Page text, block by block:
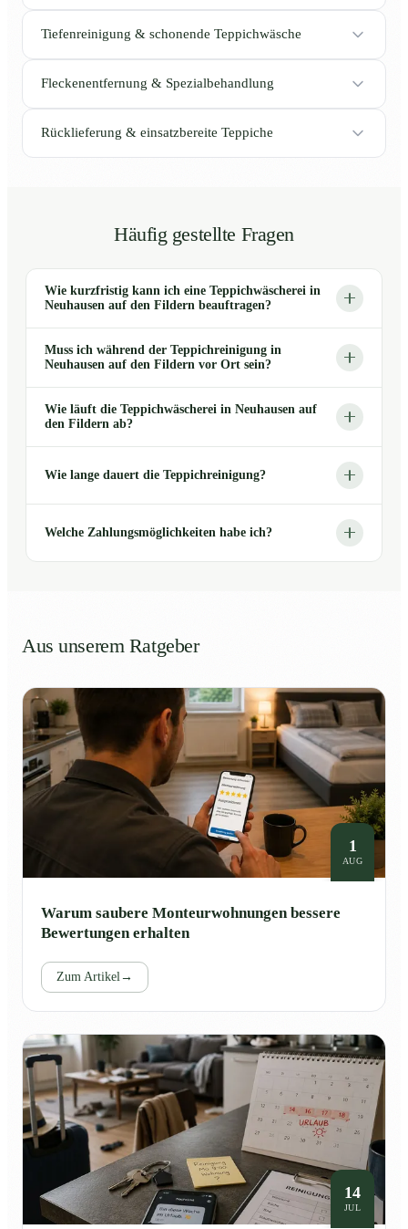
Tiefenreinigung & schonende Teppichwäsche
Fleckenentfernung & Spezialbehandlung
Rücklieferung & einsatzbereite Teppiche
Häufig gestellte Fragen
Wie kurzfristig kann ich eine Teppichwäscherei in
Neuhausen auf den Fildern beauftragen?
Muss ich während der Teppichreinigung in
Neuhausen auf den Fildern vor Ort sein?
Wie läuft die Teppichwäscherei in Neuhausen auf
den Fildern ab?
Wie lange dauert die Teppichreinigung?
Welche Zahlungsmöglichkeiten habe ich?
Aus unserem Ratgeber
1
AUG
Warum saubere Monteurwohnungen bessere
Bewertungen erhalten
Zum Artikel →
14
JUL